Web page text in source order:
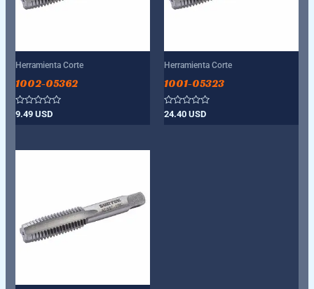
Herramienta Corte
1002-05362
Valorado
9.49USD
Herramienta Corte
1001-05323
Valorado
24.40 USD